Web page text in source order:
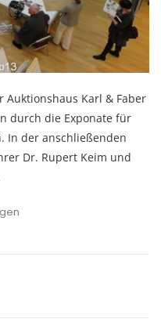
Auktionshaus Karl & Faber
durch die Exponate für
In der anschließenden
Dr. Rupert Keim und